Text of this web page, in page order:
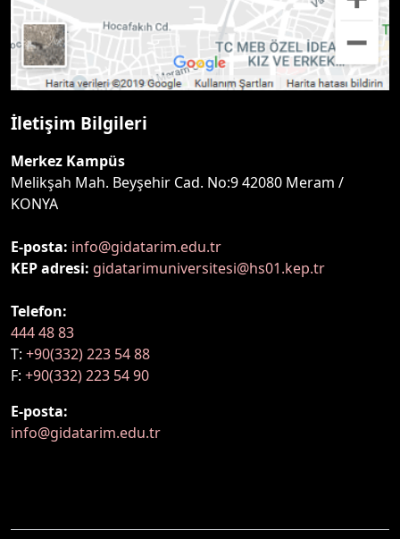
İletişim Bilgileri
Merkez Kampüs
Melikşah Mah. Beyşehir Cad. No:9 42080 Meram /
KONYA
E-posta: info@gidatarim.edu.tr
KEP adresi: gidatarimuniversitesi@hs01.kep.tr
Telefon:
444 48 83
T: +90(332) 223 54 88
F: +90(332) 223 54 90
E-posta:
info@gidatarim.edu.tr